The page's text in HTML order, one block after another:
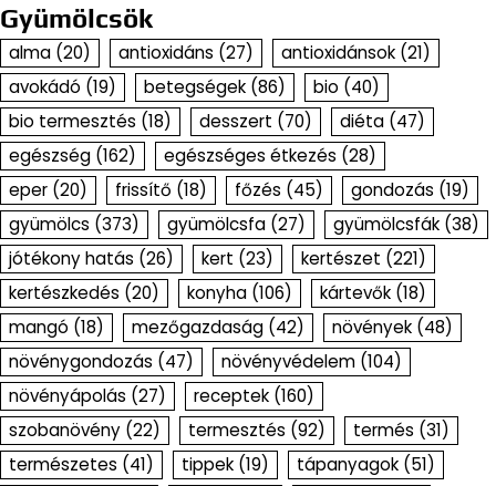
Gyümölcsök
alma (20) antioxidáns (27) antioxidánsok (21)
avokádó (19) betegségek (86) bio (40)
bio termesztés (18) desszert (70) diéta (47)
egészség (162) egészséges étkezés (28)
eper (20) frissítő (18) főzés (45) gondozás (19)
gyümölcs (373) gyümölcsfa (27) gyümölcsfák (38)
jótékony hatás (26) kert (23) kertészet (221)
kertészkedés (20) konyha (106) kártevők (18)
mangó (18) mezőgazdaság (42) növények (48)
növénygondozás (47) növényvédelem (104)
növényápolás (27) receptek (160)
szobanövény (22) termesztés (92) termés (31)
természetes (41) tippek (19) tápanyagok (51)